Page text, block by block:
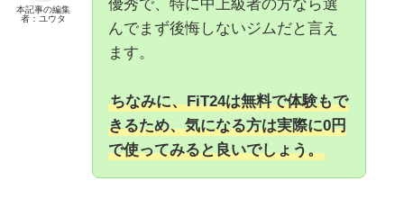
本記事の編集
者：ユウタ
優秀で、特に中上級者の方なら選
んでまず後悔しないジムだと言え
ます。
ちなみに、FiT24は無料で体験もで
きるため、気になる方は実際に0円
で使ってみると良いでしょう。